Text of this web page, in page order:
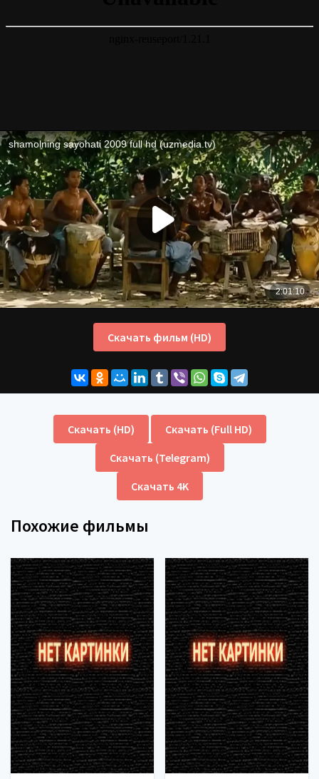
Скачать фильм (HD)
Скачать (HD)
Скачать (Full HD)
Скачать (Telegram)
Скачать 4K
Похожие фильмы